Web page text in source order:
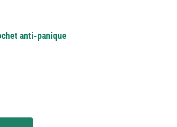
anti-panique
pour augmenter ou diminuer la quantité.